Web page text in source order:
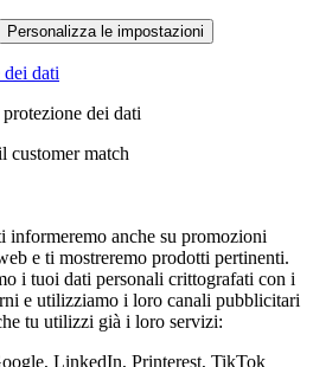
Personalizza le impostazioni
dati
dei dati
customer match
informeremo anche su promozioni
e ti mostreremo prodotti pertinenti.
i tuoi dati personali crittografati con i
e utilizziamo i loro canali pubblicitari
tu utilizzi già i loro servizi:
LinkedIn, Printerest, TikTok